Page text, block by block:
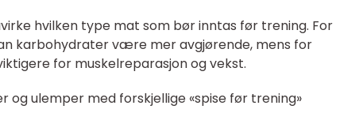
hvilken type mat som bør inntas før trening. For
karbohydrater være mer avgjørende, mens for
for muskelreparasjon og vekst.
og ulemper med forskjellige «spise før trening»